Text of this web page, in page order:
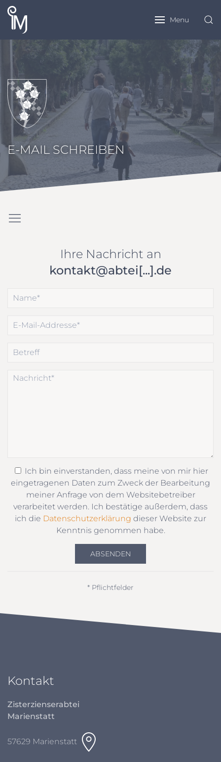
Menu
E-MAIL SCHREIBEN
Ihre Nachricht an
kontakt@abtei[...].de
Ich bin einverstanden, dass meine von mir hier
eingetragenen Daten zum Zweck der Bearbeitung
meiner Anfrage von dem Websitebetreiber
verarbeitet werden. Ich bestätige außerdem, dass
ich die Datenschutzerklärung dieser Website zur
Kenntnis genommen habe.
ABSENDEN
* Pflichtfelder
Kontakt
Zisterzienserabtei
Marienstatt
57629 Marienstatt